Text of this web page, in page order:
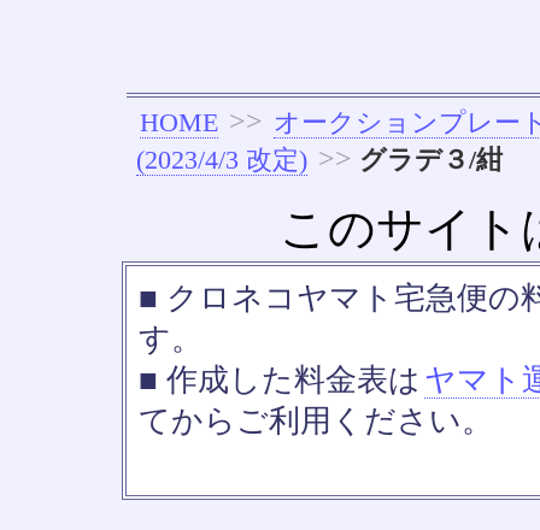
HOME >> オークションプレー
(2023/4/3 改定) >> グラデ３/紺
このサイト
■ クロネコヤマト宅急便の
す。
■ 作成した料金表は ヤマト
てからご利用ください。